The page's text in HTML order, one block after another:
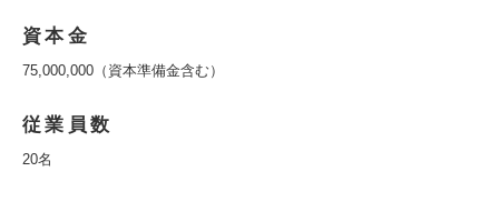
資本金
75,000,000（資本準備金含む）
従業員数
20名